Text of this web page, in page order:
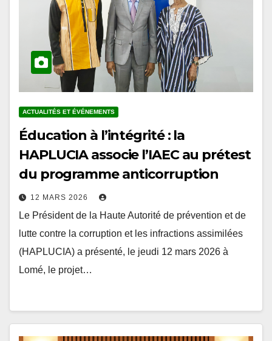
Éducation à l’intégrité : la
HAPLUCIA associe l’IAEC au prétest
du programme anticorruption
12 MARS 2026
Le Président de la Haute Autorité de prévention et de
lutte contre la corruption et les infractions assimilées
(HAPLUCIA) a présenté, le jeudi 12 mars 2026 à
Lomé, le projet…